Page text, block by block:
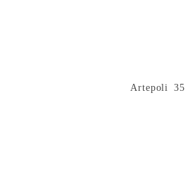
Artepoli 35